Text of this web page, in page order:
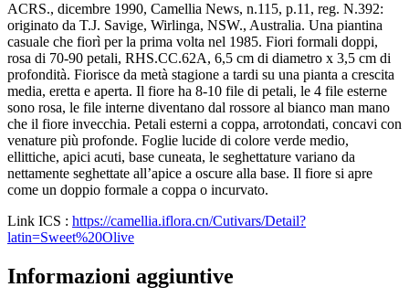
ACRS., dicembre 1990, Camellia News, n.115, p.11, reg. N.392:
originato da T.J. Savige, Wirlinga, NSW., Australia. Una piantina
casuale che fiorì per la prima volta nel 1985. Fiori formali doppi,
rosa di 70-90 petali, RHS.CC.62A, 6,5 cm di diametro x 3,5 cm di
profondità. Fiorisce da metà stagione a tardi su una pianta a crescita
media, eretta e aperta. Il fiore ha 8-10 file di petali, le 4 file esterne
sono rosa, le file interne diventano dal rossore al bianco man mano
che il fiore invecchia. Petali esterni a coppa, arrotondati, concavi con
venature più profonde. Foglie lucide di colore verde medio,
ellittiche, apici acuti, base cuneata, le seghettature variano da
nettamente seghettate all’apice a oscure alla base. Il fiore si apre
come un doppio formale a coppa o incurvato.
Link ICS : https://camellia.iflora.cn/Cutivars/Detail?
latin=Sweet%20Olive
Informazioni aggiuntive